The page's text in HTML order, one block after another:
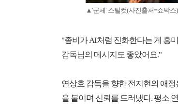
▲'군체' 스틸컷(사진출처=쇼박스)
"좀비가 AI처럼 진화한다는 게 흥
감독님의 메시지도 좋았어요."
연상호 감독을 향한 전지현의 애
을 붙이며 신뢰를 드러냈다. 평소